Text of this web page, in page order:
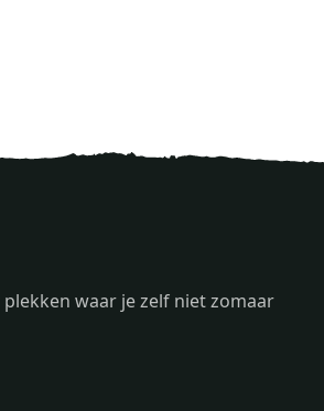
waar je zelf niet zomaar